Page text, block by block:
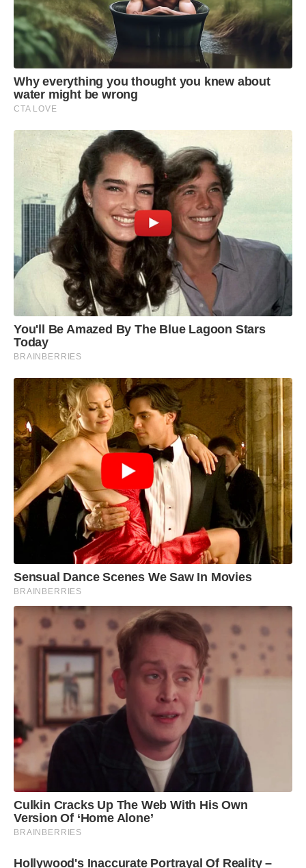
Why everything you thought you knew about
water might be wrong
CTA LOVE
You'll Be Amazed By The Blue Lagoon Stars
Today
BRAINBERRIES
Sensual Dance Scenes We Saw In Movies
BRAINBERRIES
Culkin Cracks Up The Web With His Own
Version Of ‘Home Alone’
BRAINBERRIES
Hollywood's Inaccurate Portrayal Of Reality –